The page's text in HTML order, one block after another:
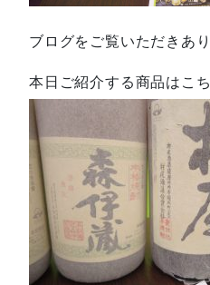
ブログをご覧いただきあ
本日ご紹介する商品はこち